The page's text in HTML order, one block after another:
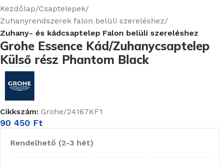
Kezdőlap Csaptelepek
Zuhanyrendszerek falon belüli szereléshez
Zuhany- és kádcsaptelep Falon belüli szereléshez
Grohe Essence Kád/Zuhanycsaptelep
Külső rész Phantom Black
Cikkszám: Grohe/24167KF1
90 450 Ft
Rendelhető (2-3 hét)